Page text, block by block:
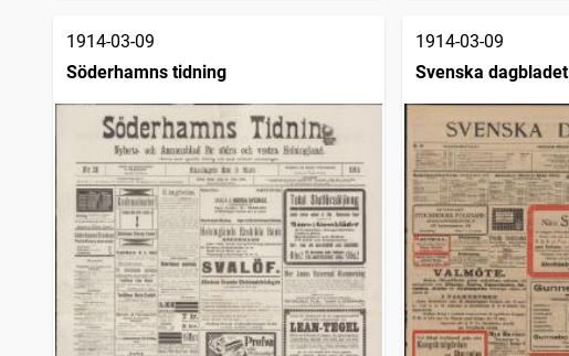
1914-03-09
Söderhamns tidning
1914-03-09
Svenska dagbladet